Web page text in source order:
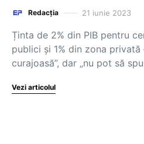
Redacția 21 iunie 2023
Ținta de 2% din PIB pentru
publici și 1% din zona privată
curajoasă”, dar „nu pot să
Vezi articolul